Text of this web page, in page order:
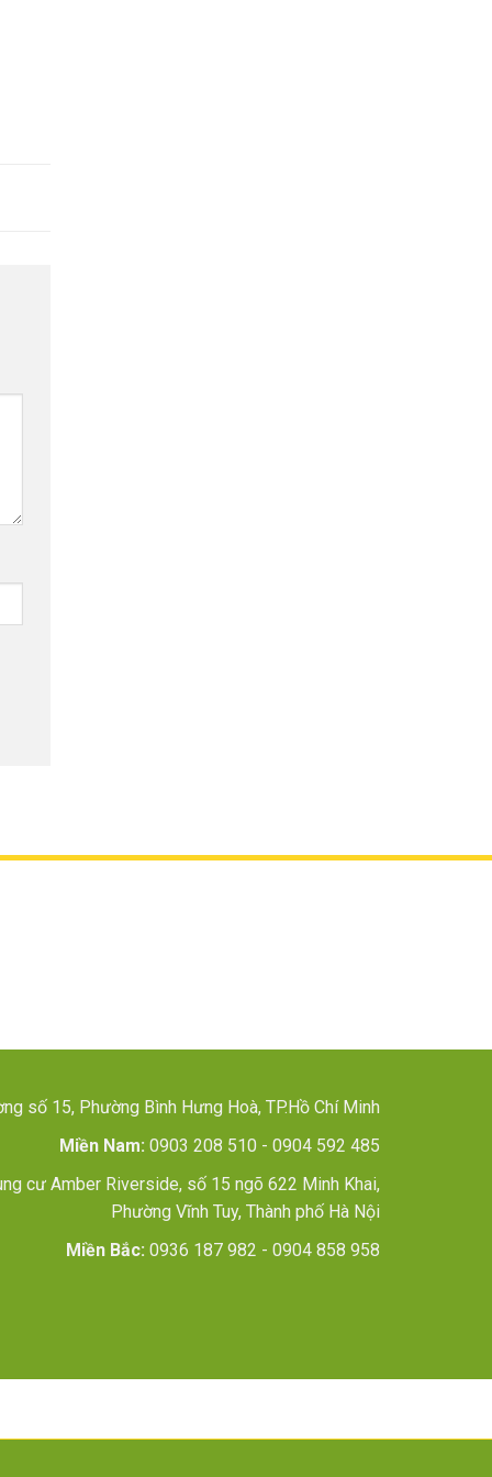
số 15, Phường Bình Hưng Hoà, TP.Hồ Chí Minh
Miền Nam: 0903 208 510 - 0904 592 485
cư Amber Riverside, số 15 ngõ 622 Minh Khai,
Phường Vĩnh Tuy, Thành phố Hà Nội
Miền Bắc: 0936 187 982 - 0904 858 958